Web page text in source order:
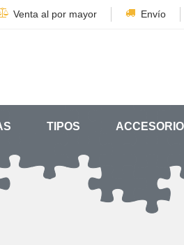
Venta al por mayor Envío
TIPOS